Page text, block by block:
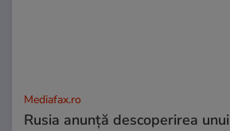
Mediafax.ro
Rusia anunță descoperirea unui